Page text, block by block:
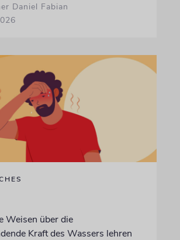
Daniel Fabian
Weisen über die
Kraft des Wassers lehren